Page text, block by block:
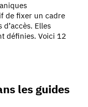
de fixer un cadre
Elles
définies. Voici 12
les guides